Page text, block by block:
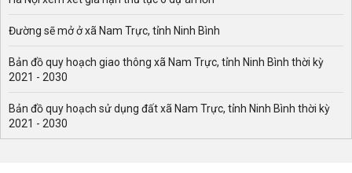
Đường sẽ mở ở xã Nam Trực, tỉnh Ninh Bình
Bản đồ quy hoạch giao thông xã Nam Trực, tỉnh Ninh Bình thời kỳ
2021 - 2030
Bản đồ quy hoạch sử dụng đất xã Nam Trực, tỉnh Ninh Bình thời kỳ
2021 - 2030